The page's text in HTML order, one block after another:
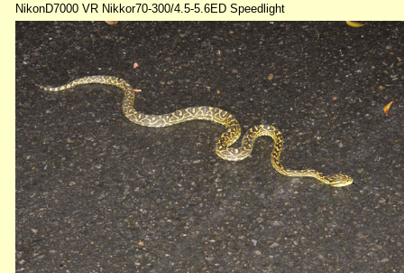
NikonD7000 VR Nikkor70-300/4.5-5.6ED Speedlight